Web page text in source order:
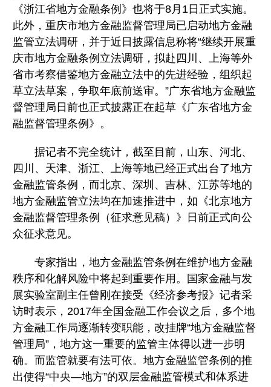
《浙江省地方金融条例》也将于8月1日正式实施。
此外，重庆市地方金融监督管理局已启动地方金融
监管立法调研，并于近日披露信息称将“继续开展重
庆市地方金融条例立法调研，拟赴四川、上海等外
省市考察借鉴地方金融立法中的先进经验，组织起
草立法草案，争取年底前送审。”广东省地方金融监
督管理局日前也正式披露正在起草《广东省地方金
融监督管理条例》。
据记者不完全统计，截至目前，山东、河北、
四川、天津、浙江、上海等地已经正式出台了地方
金融监管条例，而北京、深圳、吉林、江苏等地的
地方金融监管立法均在加速推进中，如《北京地方
金融监督管理条例（征求意见稿）》日前正式向公
众征求意见。
专家指出，地方金融监管条例在维护地方金融
秩序和化解风险中将起到重要作用。国家金融与发
展实验室副主任曾刚在接受《经济参考报》记者采
访时表示，2017年全国金融工作会议之后，多个地
方金融工作局逐渐转变职能，改挂牌“地方金融监督
管理局”，地方这一重要的监管主体得以进一步明
确。而监管就要有法可依。地方金融监管条例的推
出使得“中央—地方”的双层金融监管模式和体系进